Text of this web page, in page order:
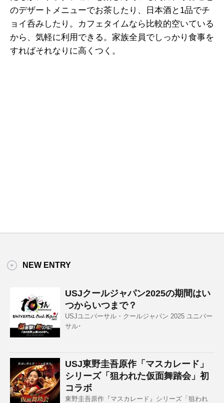
のデザートメニューでお茶したり、日本酒と1品でチ
ョイ呑みしたり。カフェタイムなら比較的空いている
から、気軽に利用できる。家族全員でしっかり食事を
すればそれなりに高くつく。
NEW ENTRY
USJクールジャパン2025の期間はい
つからいつまで？
USJユニバーサル・クールジャパン 2025 ユニバー
サル･
USJ東野圭吾原作「マスカレード」
シリーズ「狙われた仮面舞踏会」初
コラボ
東野圭吾原作『マスカレード』シリーズ「狙われ